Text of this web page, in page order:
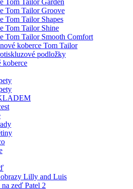
Tom Tailor Groove
Tom Tailor Shapes
Tom Tailor Shine
Tom Tailor Smooth Comfort
koberce Tom Tailor
podložky
koberce
Lilly and Luis
zeď Patel 2